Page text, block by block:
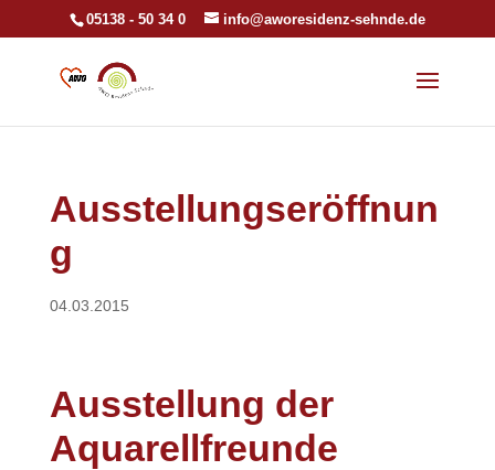
05138 - 50 34 0 info@aworesidenz-sehnde.de
Ausstellungseröffnun
g
04.03.2015
Ausstellung der
Aquarellfreunde